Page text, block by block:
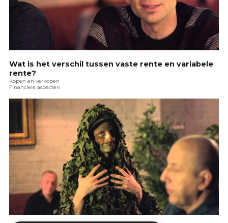
Wat is het verschil tussen vaste rente en variabele
rente?
Kopen en verkopen
Financiele aspecten